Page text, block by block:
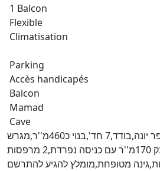
1 Balcon
Flexible
Climatisation
Parking
Accès handicapés
Balcon
Mamad
Cave
קוטג' נדיר בכפר יונה,בודד,7 חד',בנוי כ460מ''ר,מגרש
600מ''ר,מרתף ענק 170מ''ר עם כניסה נפרדת,2 מרפסות
מטופחת,מומלץ להגיע להתרשם